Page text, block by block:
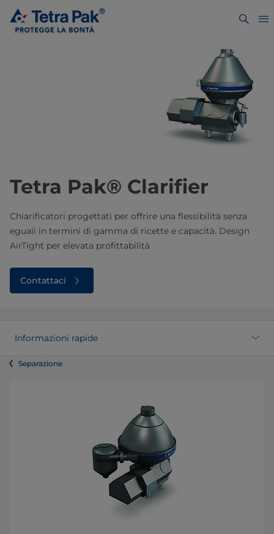
Tetra Pak® Clarifier
Chiarificatori progettati per offrire una flessibilità senza
eguali in termini di gamma di ricette e capacità. Design
AirTight per elevata profittabilità
Contattaci
Informazioni rapide
Separazione